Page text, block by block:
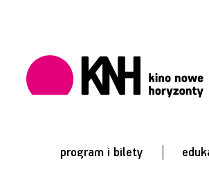
program i bilety